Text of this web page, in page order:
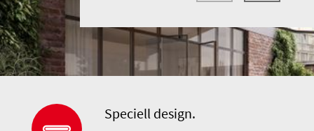
Speciell design.